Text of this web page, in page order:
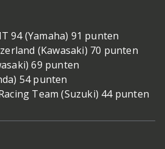
94 (Yamaha) 91 punten
(Kawasaki) 70 punten
69 punten
54 punten
Team (Suzuki) 44 punten